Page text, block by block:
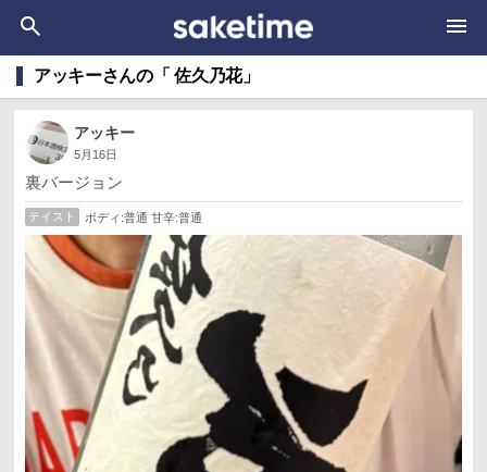
アッキーさんの「 佐久乃花」
アッキー
5月16日
裏バージョン
テイスト ボディ:普通 甘辛:普通